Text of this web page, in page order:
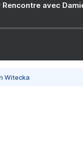
avec
Witecka